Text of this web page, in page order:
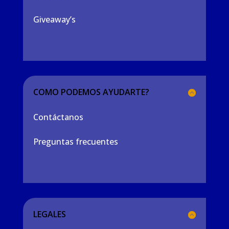
Giveaway’s
COMO PODEMOS AYUDARTE?
Contáctanos
Preguntas frecuentes
LEGALES